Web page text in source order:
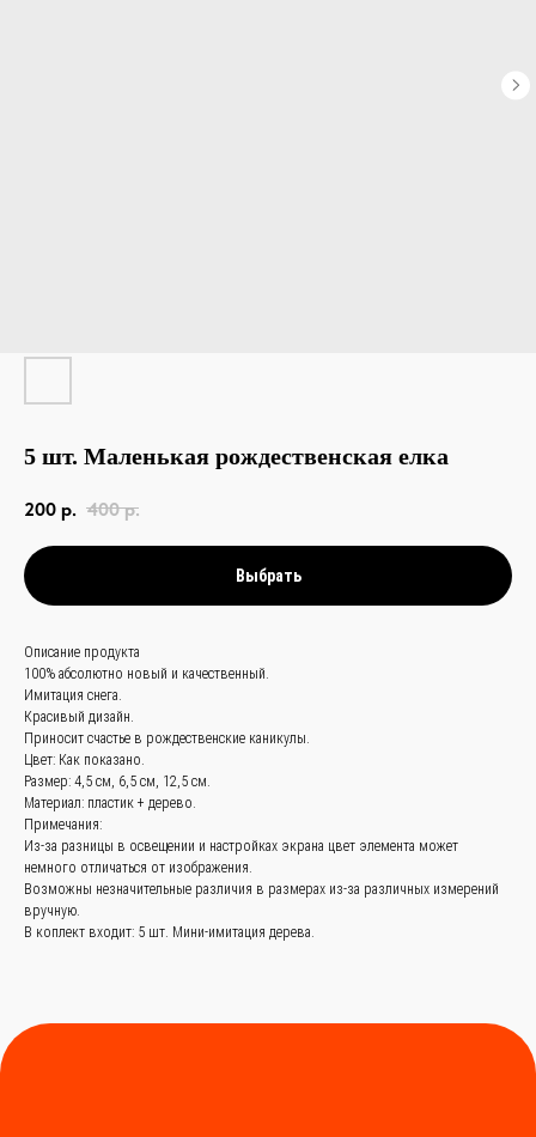
5 шт. Маленькая рождественская елка
200 р. 400 р.
Выбрать
Описание продукта
100% абсолютно новый и качественный.
Имитация снега.
Красивый дизайн.
Приносит счастье в рождественские каникулы.
Цвет: Как показано.
Размер: 4,5 см, 6,5 см, 12,5 см.
Материал: пластик + дерево.
Примечания:
Из-за разницы в освещении и настройках экрана цвет элемента может
немного отличаться от изображения.
Возможны незначительные различия в размерах из-за различных измерений
вручную.
В коплект входит: 5 шт. Мини-имитация дерева.
связаться с
нами —
и быстро
Заказать звонок
86 (136) 00-08-
85-37
+